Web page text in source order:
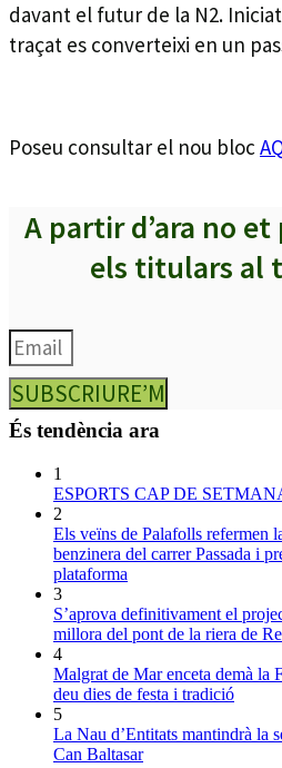
davant el futur de la N2.
traçat es converteixi en un
Poseu consultar el nou bloc
A partir d’ara no et
els titulars al
SUBSCRIURE’M
És tendència ara
1
ESPORTS CAP DE
2
Els veïns de Palafolls refermen
benzinera del carrer Passada i
plataforma
3
S’aprova definitivament el
millora del pont de la riera de
4
Malgrat de Mar enceta demà la
deu dies de festa i tradició
5
La Nau d’Entitats mantindrà la
Can Baltasar